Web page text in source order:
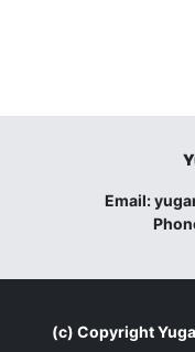
Email:
(c) Copyright